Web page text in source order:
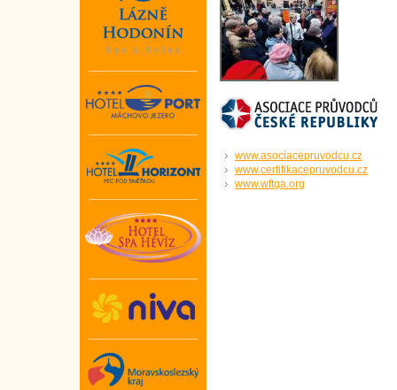
www.asociacepruvodcu.cz
www.certifikacepruvodcu.cz
www.wftga.org